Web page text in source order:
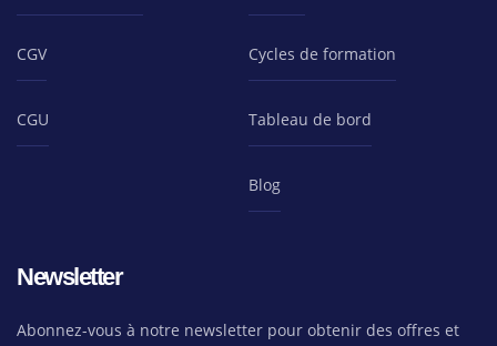
CGV
CGU
Cycles de formation
Tableau de bord
Blog
Newsletter
Abonnez-vous à notre newsletter pour obtenir des offres et